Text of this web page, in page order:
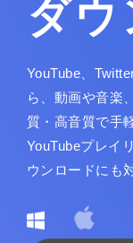
ダ
YouTube、
ら、動画や音楽
質・高音質で手
YouTubeプレイ
ウンロードにも